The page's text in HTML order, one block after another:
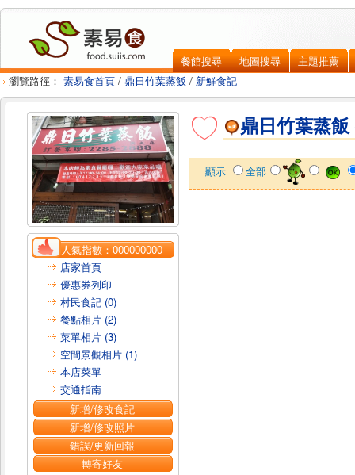
餐館搜尋 地圖搜尋
主題推薦
瀏覽路徑： 素易食首頁 / 鼎日竹葉蒸飯 / 新鮮食記
人氣指數：000000000
店家首頁
優惠券列印
村民食記 (0)
餐點相片 (2)
菜單相片 (3)
空間景觀相片 (1)
本店菜單
交通指南
新增/修改食記
新增/修改照片
錯誤/更新回報
轉寄好友
鼎日竹葉蒸飯
顯示 全部